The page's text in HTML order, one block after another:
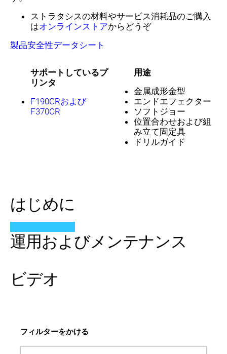
ストラタシスの材料やサービス消耗品のご購入
はオンラインストアからどうぞ
製品安全性データシート
サポートしているプ
リンタ
F190CRおよび
F370CR
用途
金属成形金型
エンドエフェクター
ソフトジョー
位置合わせおよび組
み立て固定具
ドリルガイド
はじめに
運用およびメンテナンス
ビデオ
フィルターをかける